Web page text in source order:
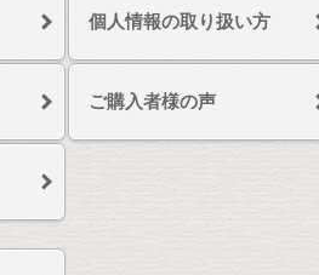
個人情報の取り扱い方
ご購入者様の声